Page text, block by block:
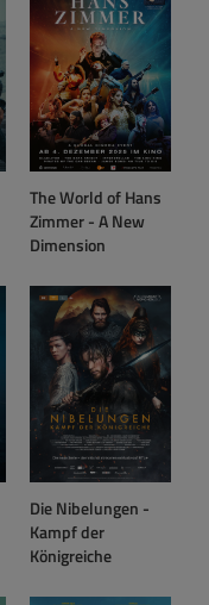
The World of Hans
Zimmer - A New
Dimension
Die Nibelungen -
Kampf der
Königreiche